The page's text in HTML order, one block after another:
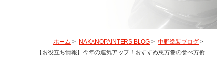
ホーム > NAKANOPAINTERS BLOG > 中野塗装ブログ >
【お役立ち情報】今年の運気アップ！おすすめ恵方巻の食べ方術